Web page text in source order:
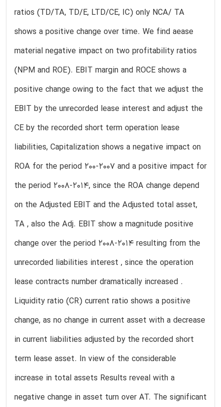
ratios (TD/TA, TD/E, LTD/CE, IC) only NCA/ TA
shows a positive change over time. We find aease
material negative impact on two profitability ratios
(NPM and ROE). EBIT margin and ROCE shows a
positive change owing to the fact that we adjust the
EBIT by the unrecorded lease interest and adjust the
CE by the recorded short term operation lease
liabilities, Capitalization shows a negative impact on
ROA for the period 200-2007 and a positive impact for
the period 2008-2014, since the ROA change depend
on the Adjusted EBIT and the Adjusted total asset,
TA , also the Adj. EBIT show a magnitude positive
change over the period 2008-2014 resulting from the
unrecorded liabilities interest , since the operation
lease contracts number dramatically increased .
Liquidity ratio (CR) current ratio shows a positive
change, as no change in current asset with a decrease
in current liabilities adjusted by the recorded short
term lease asset. In view of the considerable
increase in total assets Results reveal with a
negative change in asset turn over AT. The significant